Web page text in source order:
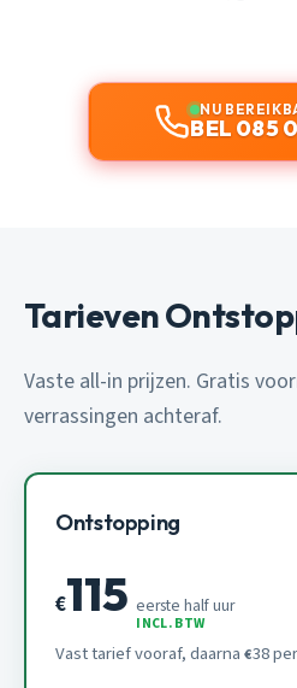
NU
BEL 085
Tarieven
Vaste all-in prijzen. Gratis
verrassingen achteraf.
Ontstopping
€115 eerste half uur
INCL. BTW
Vast tarief vooraf, daarna €38